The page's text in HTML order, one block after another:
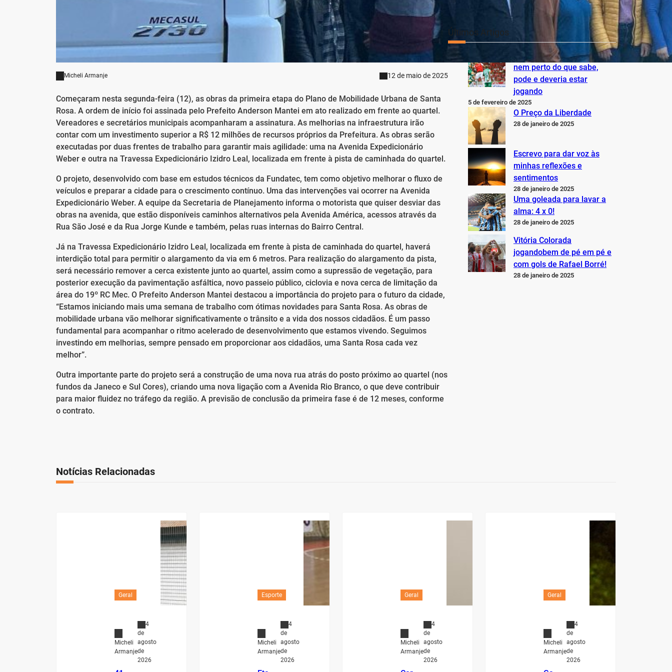
Micheli Armanje 12 de maio de 2025
Começaram nesta segunda-feira (12), as obras da primeira etapa do Plano de Mobilidade Urbana de Santa
Rosa. A ordem de início foi assinada pelo Prefeito Anderson Mantei em ato realizado em frente ao quartel.
Vereadores e secretários municipais acompanharam a assinatura. As melhorias na infraestrutura irão
contar com um investimento superior a R$ 12 milhões de recursos próprios da Prefeitura. As obras serão
executadas por duas frentes de trabalho para garantir mais agilidade: uma na Avenida Expedicionário
Weber e outra na Travessa Expedicionário Izidro Leal, localizada em frente à pista de caminhada do quartel.
O projeto, desenvolvido com base em estudos técnicos da Fundatec, tem como objetivo melhorar o fluxo de
veículos e preparar a cidade para o crescimento contínuo. Uma das intervenções vai ocorrer na Avenida
Expedicionário Weber. A equipe da Secretaria de Planejamento informa o motorista que quiser desviar das
obras na avenida, que estão disponíveis caminhos alternativos pela Avenida América, acessos através da
Rua São José e da Rua Jorge Kunde e também, pelas ruas internas do Bairro Central.
Já na Travessa Expedicionário Izidro Leal, localizada em frente à pista de caminhada do quartel, haverá
interdição total para permitir o alargamento da via em 6 metros. Para realização do alargamento da pista,
será necessário remover a cerca existente junto ao quartel, assim como a supressão de vegetação, para
posterior execução da pavimentação asfáltica, novo passeio público, ciclovia e nova cerca de limitação da
área do 19º RC Mec. O Prefeito Anderson Mantei destacou a importância do projeto para o futuro da cidade,
“Estamos iniciando mais uma semana de trabalho com ótimas novidades para Santa Rosa. As obras de
mobilidade urbana vão melhorar significativamente o trânsito e a vida dos nossos cidadãos. É um passo
fundamental para acompanhar o ritmo acelerado de desenvolvimento que estamos vivendo. Seguimos
investindo em melhorias, sempre pensado em proporcionar aos cidadãos, uma Santa Rosa cada vez
melhor”.
Outra importante parte do projeto será a construção de uma nova rua atrás do posto próximo ao quartel (nos
fundos da Janeco e Sul Cores), criando uma nova ligação com a Avenida Rio Branco, o que deve contribuir
para maior fluidez no tráfego da região. A previsão de conclusão da primeira fase é de 12 meses, conforme
o contrato.
Últimos Artigos
O Inter não está jogando
nem perto do que sabe,
pode e deveria estar
jogando
5 de fevereiro de 2025
O Preço da Liberdade
28 de janeiro de 2025
Escrevo para dar voz às
minhas reflexões e
sentimentos
28 de janeiro de 2025
Uma goleada para lavar a
alma: 4 x 0!
28 de janeiro de 2025
Vitória Colorada
jogandobem de pé em pé e
com gols de Rafael Borré!
28 de janeiro de 2025
Notícias Relacionadas
Geral
Micheli
Armanje
4
de
agosto
de
2026
Esporte
Micheli
Armanje
4
de
agosto
de
2026
Geral
Micheli
Armanje
4
de
agosto
de
2026
Geral
Micheli
Armanje
4
de
agosto
de
2026